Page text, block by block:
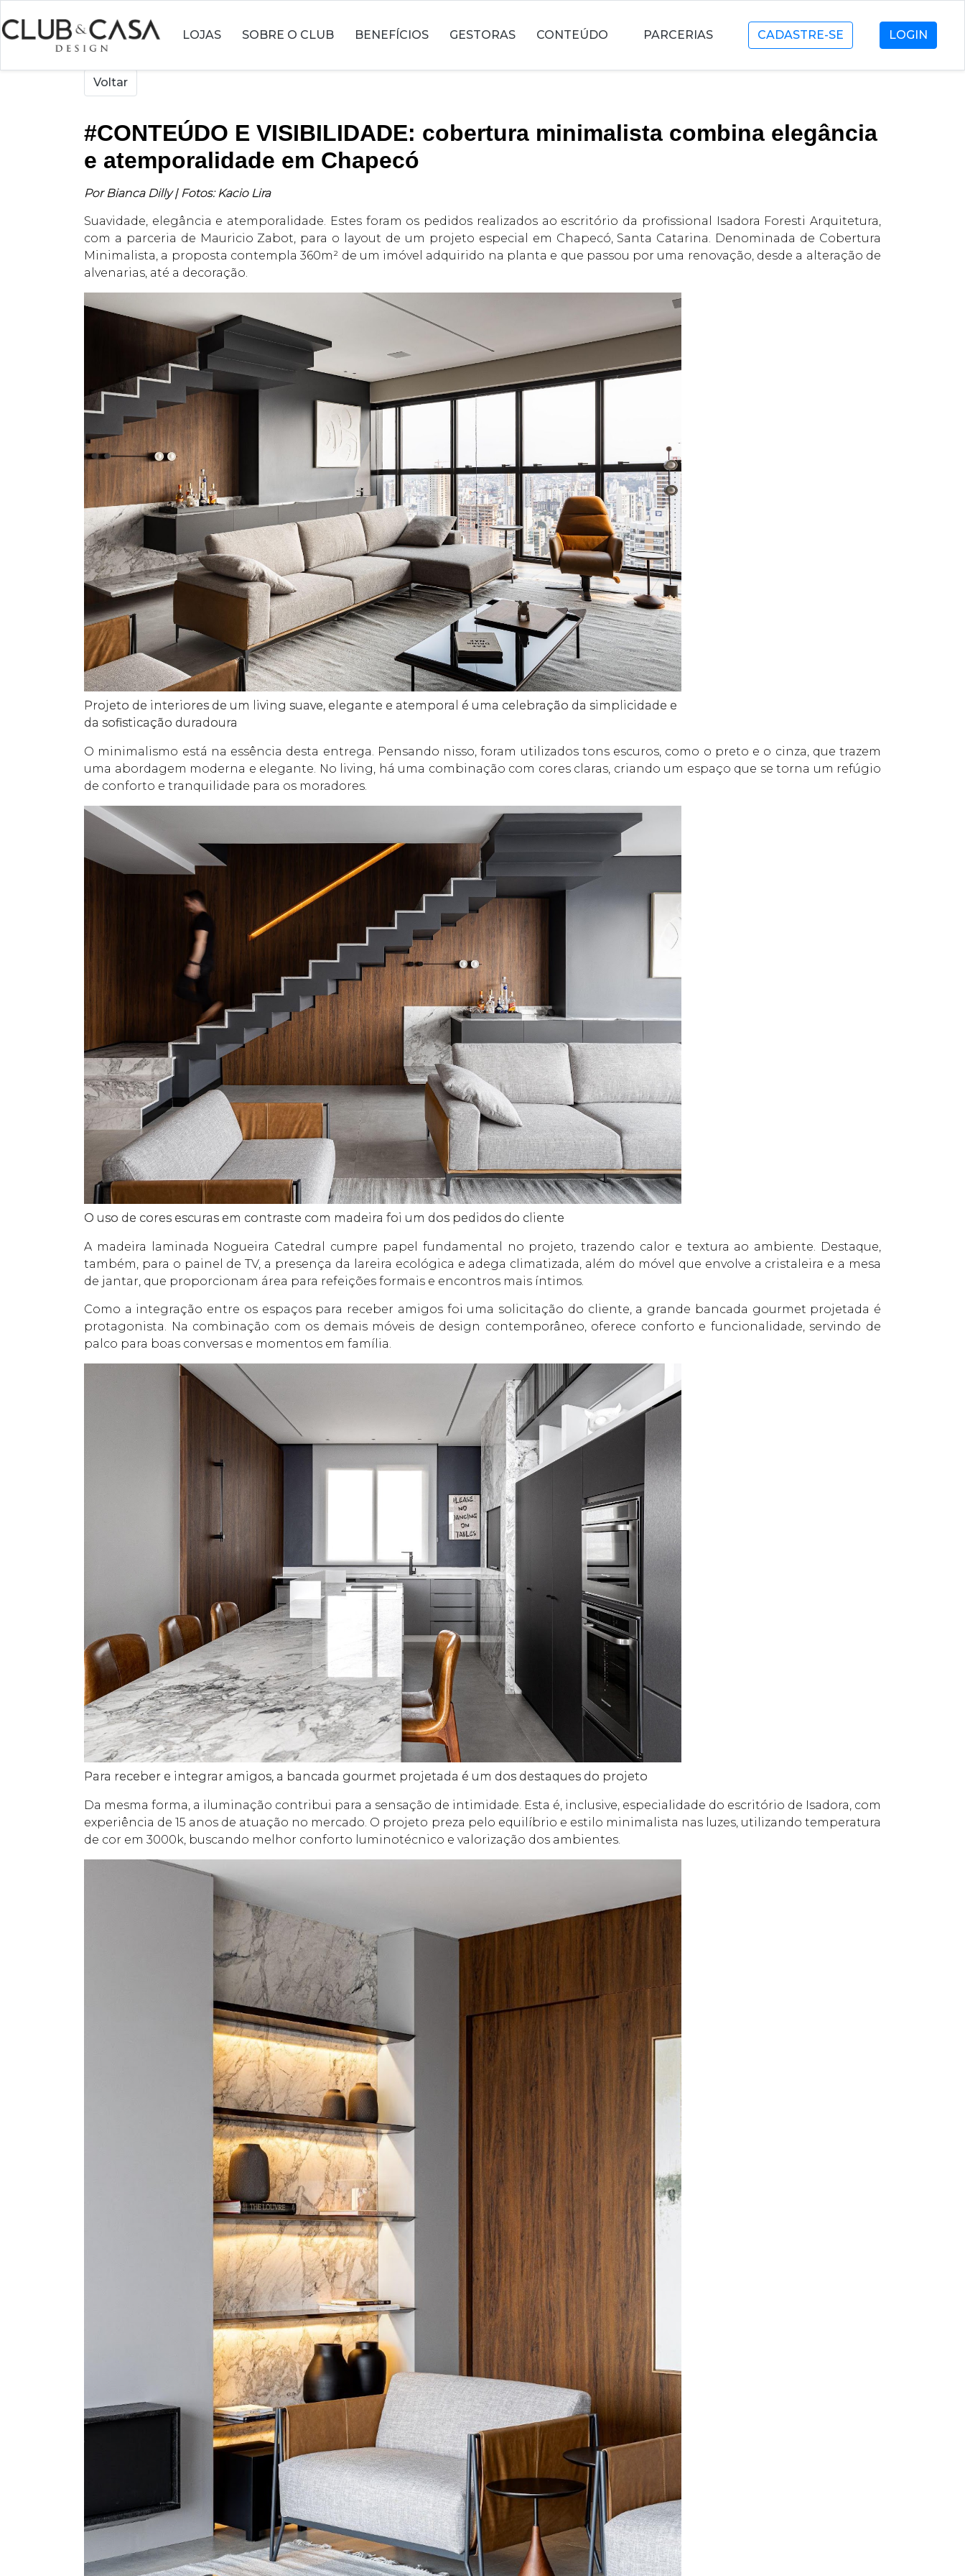
LOJAS SOBRE O CLUB BENEFÍCIOS GESTORAS CONTEÚDO PARCERIAS CADASTRE-SE LOGIN
Voltar
#CONTEÚDO E VISIBILIDADE: cobertura minimalista combina elegância
e atemporalidade em Chapecó
Por Bianca Dilly | Fotos: Kacio Lira
Suavidade, elegância e atemporalidade. Estes foram os pedidos realizados ao escritório da profissional Isadora Foresti Arquitetura,
com a parceria de Mauricio Zabot, para o layout de um projeto especial em Chapecó, Santa Catarina. Denominada de Cobertura
Minimalista, a proposta contempla 360m² de um imóvel adquirido na planta e que passou por uma renovação, desde a alteração de
alvenarias, até a decoração.
Projeto de interiores de um living suave, elegante e atemporal é uma celebração da simplicidade e
da sofisticação duradoura
O minimalismo está na essência desta entrega. Pensando nisso, foram utilizados tons escuros, como o preto e o cinza, que trazem
uma abordagem moderna e elegante. No living, há uma combinação com cores claras, criando um espaço que se torna um refúgio
de conforto e tranquilidade para os moradores.
O uso de cores escuras em contraste com madeira foi um dos pedidos do cliente
A madeira laminada Nogueira Catedral cumpre papel fundamental no projeto, trazendo calor e textura ao ambiente. Destaque,
também, para o painel de TV, a presença da lareira ecológica e adega climatizada, além do móvel que envolve a cristaleira e a mesa
de jantar, que proporcionam área para refeições formais e encontros mais íntimos.
Como a integração entre os espaços para receber amigos foi uma solicitação do cliente, a grande bancada gourmet projetada é
protagonista. Na combinação com os demais móveis de design contemporâneo, oferece conforto e funcionalidade, servindo de
palco para boas conversas e momentos em família.
Para receber e integrar amigos, a bancada gourmet projetada é um dos destaques do projeto
Da mesma forma, a iluminação contribui para a sensação de intimidade. Esta é, inclusive, especialidade do escritório de Isadora, com
experiência de 15 anos de atuação no mercado. O projeto preza pelo equilíbrio e estilo minimalista nas luzes, utilizando temperatura
de cor em 3000k, buscando melhor conforto luminotécnico e valorização dos ambientes.